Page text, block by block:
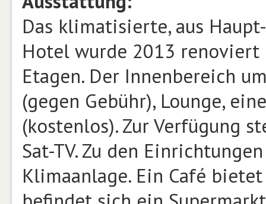
Das klimatisierte, aus
Hotel wurde 2013
Etagen. Der Innenbereich
(gegen Gebühr), Lounge,
(kostenlos). Zur Verfügung
Sat-TV. Zu den
Klimaanlage. Ein Café